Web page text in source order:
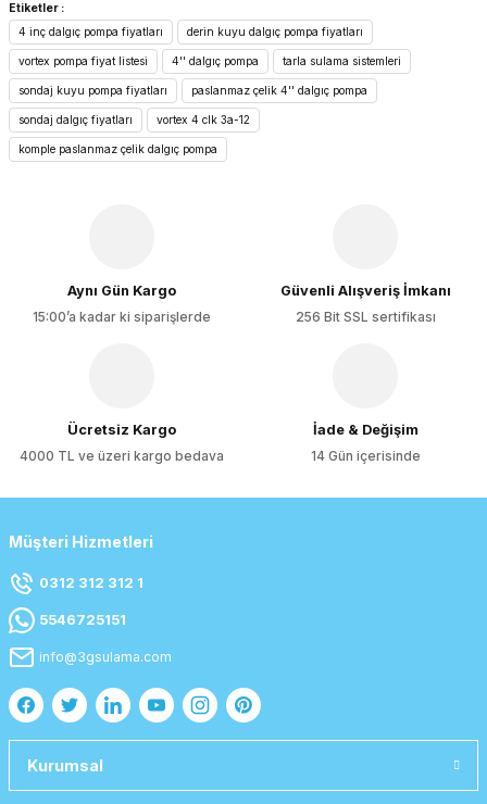
konularda yetersiz gördüğünüz noktaları öneri formunu
kullanarak tarafımıza iletebilirsiniz.
Görüş ve önerileriniz için teşekkür ederiz.
Ürün resmi kalitesiz, bozuk veya görüntülenemiyor.
Ürün açıklamasında eksik bilgiler bulunuyor.
Etiketler :
4 inç dalgıç pompa fiyatları
derin kuyu dalgıç pompa fiyatları
vortex pompa fiyat listesi 4'' dalgıç pompa tarla sulama sistemleri
sondaj kuyu pompa fiyatları paslanmaz çelik 4'' dalgıç pompa
sondaj dalgıç fiyatları vortex 4 clk 3a-12
komple paslanmaz çelik dalgıç pompa
Aynı Gün Kargo
15:00’a kadar ki siparişlerde
Güvenli Alışveriş İmkanı
256 Bit SSL sertifikası
Ücretsiz Kargo
4000 TL ve üzeri kargo bedava
İade & Değişim
14 Gün içerisinde
Müşteri Hizmetleri
0312 312 312 1
5546725151
info@3gsulama.com
Kurumsal